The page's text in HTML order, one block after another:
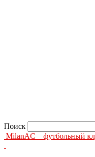
Поиск
MilanAC – футбольный